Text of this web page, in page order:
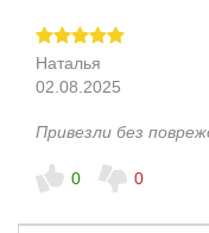
Наталья
02.08.2025
Привезли без
0 0